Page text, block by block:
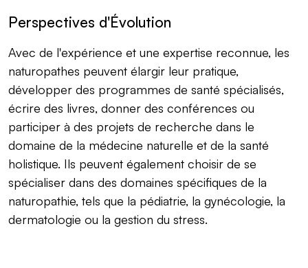
Perspectives d'Évolution
Avec de l'expérience et une expertise reconnue, les
naturopathes peuvent élargir leur pratique,
développer des programmes de santé spécialisés,
écrire des livres, donner des conférences ou
participer à des projets de recherche dans le
domaine de la médecine naturelle et de la santé
holistique. Ils peuvent également choisir de se
spécialiser dans des domaines spécifiques de la
naturopathie, tels que la pédiatrie, la gynécologie, la
dermatologie ou la gestion du stress.